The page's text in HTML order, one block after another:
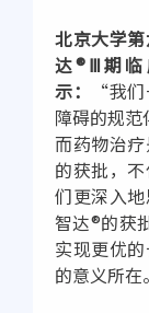
北京大学
达®Ⅲ期临
示：
“我
障碍的规范
而药物治
的获批，
们更深入
智达®的获
实现更优
的意义所在